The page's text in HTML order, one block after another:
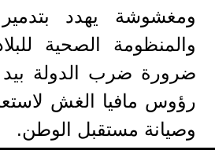
ومغشوشة يهدد بتدمير
والمنظومة الصحية
ضرورة ضرب الدولة
رؤوس مافيا الغش
وصيانة مستقبل الوطن.